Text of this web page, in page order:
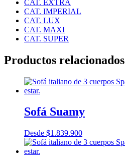
CAT. EXTRA
CAT. IMPERIAL
CAT. LUX
CAT. MAXI
CAT. SUPER
Productos relacionados
Sofá Suamy
Desde $1.839.900